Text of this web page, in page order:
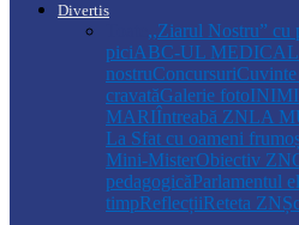
Divertis
,,Ziarul Nostru” cu
piciABC-UL MEDICAL
nostruConcursuri
cravatăGalerie foto
MARIÎntreabă ZNLA
La Sfat cu oameni
Mini-MisterObiectiv ZN
pedagogicăParlamentul
timpReflecțiiReteta ZN